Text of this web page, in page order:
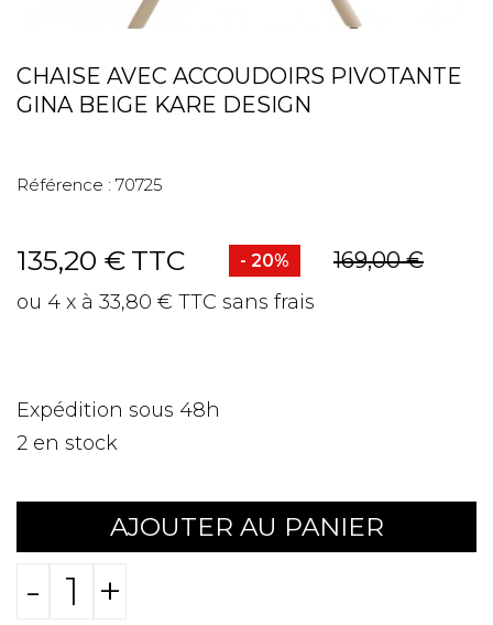
CHAISE AVEC ACCOUDOIRS PIVOTANTE
GINA BEIGE KARE DESIGN
Référence : 70725
135,20 € TTC - 20% 169,00 €
ou 4 x à 33,80 € TTC sans frais
Expédition sous 48h
2 en stock
AJOUTER AU PANIER
- +